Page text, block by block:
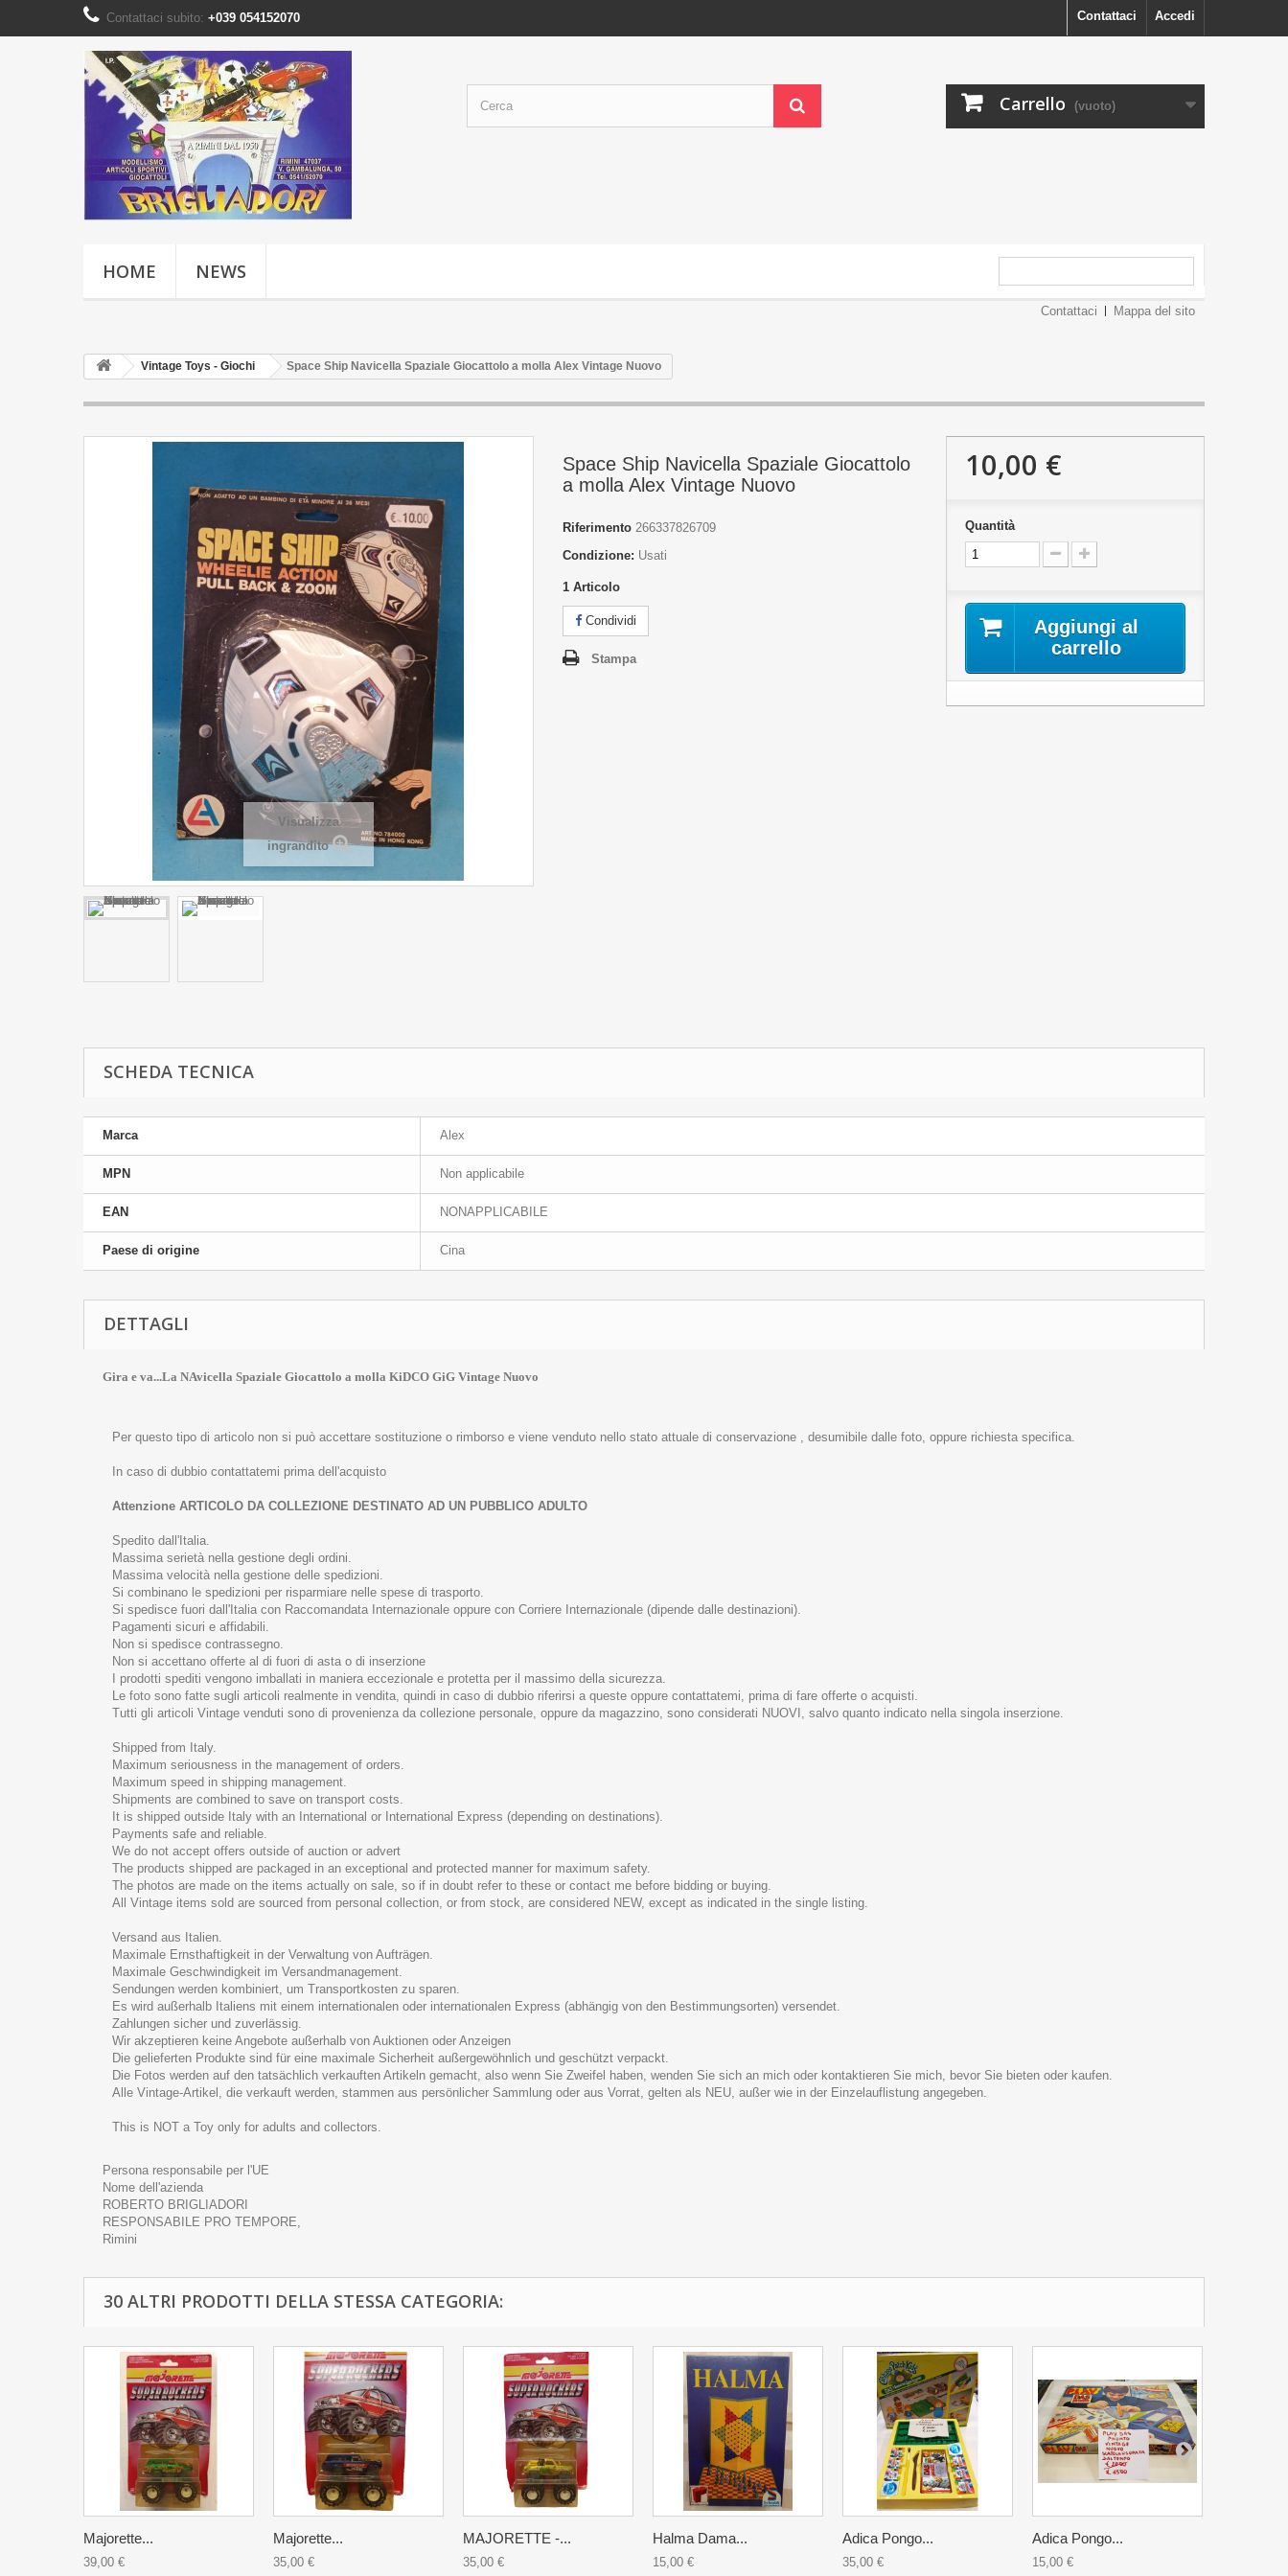
Accedi
Contattaci
Contattaci subito: +039 054152070
Carrello (vuoto)
HOME NEWS
Contattaci Mappa del sito
Vintage Toys - Giochi Space Ship Navicella Spaziale Giocattolo a molla Alex Vintage Nuovo
Visualizza
ingrandito
Space Ship Navicella Spaziale Giocattolo
a molla Alex Vintage Nuovo
Riferimento 266337826709
Condizione: Usati
1 Articolo
Condividi
Stampa
10,00 €
Quantità
Aggiungi al
carrello
SCHEDA TECNICA
Marca Alex
MPN Non applicabile
EAN NONAPPLICABILE
Paese di origine Cina
DETTAGLI
Gira e va...La NAvicella Spaziale Giocattolo a molla KiDCO GiG Vintage Nuovo
Per questo tipo di articolo non si può accettare sostituzione o rimborso e viene venduto nello stato attuale di conservazione , desumibile dalle foto, oppure richiesta specifica.
In caso di dubbio contattatemi prima dell'acquisto
Attenzione ARTICOLO DA COLLEZIONE DESTINATO AD UN PUBBLICO ADULTO
Spedito dall'Italia.
Massima serietà nella gestione degli ordini.
Massima velocità nella gestione delle spedizioni.
Si combinano le spedizioni per risparmiare nelle spese di trasporto.
Si spedisce fuori dall'Italia con Raccomandata Internazionale oppure con Corriere Internazionale (dipende dalle destinazioni).
Pagamenti sicuri e affidabili.
Non si spedisce contrassegno.
Non si accettano offerte al di fuori di asta o di inserzione
I prodotti spediti vengono imballati in maniera eccezionale e protetta per il massimo della sicurezza.
Le foto sono fatte sugli articoli realmente in vendita, quindi in caso di dubbio riferirsi a queste oppure contattatemi, prima di fare offerte o acquisti.
Tutti gli articoli Vintage venduti sono di provenienza da collezione personale, oppure da magazzino, sono considerati NUOVI, salvo quanto indicato nella singola inserzione.
Shipped from Italy.
Maximum seriousness in the management of orders.
Maximum speed in shipping management.
Shipments are combined to save on transport costs.
It is shipped outside Italy with an International or International Express (depending on destinations).
Payments safe and reliable.
We do not accept offers outside of auction or advert
The products shipped are packaged in an exceptional and protected manner for maximum safety.
The photos are made on the items actually on sale, so if in doubt refer to these or contact me before bidding or buying.
All Vintage items sold are sourced from personal collection, or from stock, are considered NEW, except as indicated in the single listing.
Versand aus Italien.
Maximale Ernsthaftigkeit in der Verwaltung von Aufträgen.
Maximale Geschwindigkeit im Versandmanagement.
Sendungen werden kombiniert, um Transportkosten zu sparen.
Es wird außerhalb Italiens mit einem internationalen oder internationalen Express (abhängig von den Bestimmungsorten) versendet.
Zahlungen sicher und zuverlässig.
Wir akzeptieren keine Angebote außerhalb von Auktionen oder Anzeigen
Die gelieferten Produkte sind für eine maximale Sicherheit außergewöhnlich und geschützt verpackt.
Die Fotos werden auf den tatsächlich verkauften Artikeln gemacht, also wenn Sie Zweifel haben, wenden Sie sich an mich oder kontaktieren Sie mich, bevor Sie bieten oder kaufen.
Alle Vintage-Artikel, die verkauft werden, stammen aus persönlicher Sammlung oder aus Vorrat, gelten als NEU, außer wie in der Einzelauflistung angegeben.
This is NOT a Toy only for adults and collectors.
Persona responsabile per l'UE
Nome dell'azienda
ROBERTO BRIGLIADORI
RESPONSABILE PRO TEMPORE,
Rimini
30 ALTRI PRODOTTI DELLA STESSA CATEGORIA:
Majorette...
39,00 €
Majorette...
35,00 €
MAJORETTE -...
35,00 €
Halma Dama...
15,00 €
Adica Pongo...
35,00 €
Adica Pongo...
15,00 €